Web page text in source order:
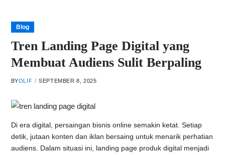
Blog
Tren Landing Page Digital yang
Membuat Audiens Sulit Berpaling
BYOLIF SEPTEMBER 8, 2025
Di era digital, persaingan bisnis online semakin ketat. Setiap
detik, jutaan konten dan iklan bersaing untuk menarik perhatian
audiens. Dalam situasi ini, landing page produk digital menjadi